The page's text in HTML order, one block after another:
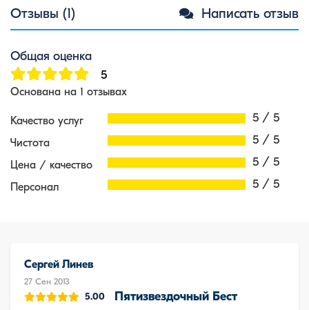
Отзывы (1) Написать отзыв
Общая оценка
5
Основана на 1 отзывах
Качество услуг 5 / 5
Чистота 5 / 5
Цена / качество 5 / 5
Персонал 5 / 5
Сергей Линев
27 Сен 2013
5.00
Пятизвездочный Бест